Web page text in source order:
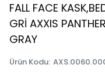
FALL FACE
GRİ AXXIS
GRAY
Ürün Kodu: